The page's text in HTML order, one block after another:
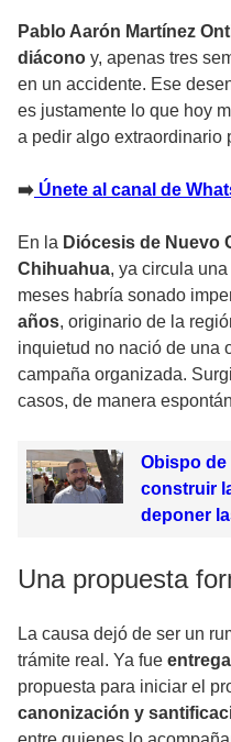
Pablo Aarón Martínez
diácono y, apenas tres
en un accidente. Ese
es justamente lo que hoy
a pedir algo extraordinario
➡️ Únete al canal de
En la Diócesis de Nuevo
Chihuahua, ya circula
meses habría sonado
años, originario de la
inquietud no nació de una
campaña organizada.
casos, de manera
Obispo de
construir
deponer
Una propuesta
La causa dejó de ser un
trámite real. Ya fue
propuesta para iniciar el
canonización y